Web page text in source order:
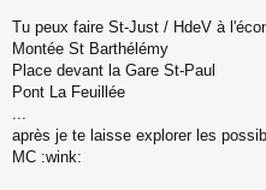
Tu peux faire St-Just / HdeV à
Montée St Barthélémy
Place devant la Gare St-Paul
Pont La Feuillée
...
après je te laisse explorer les
MC :wink: